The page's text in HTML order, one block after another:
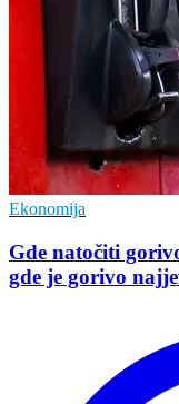
Ekonomija
Gde natočiti
gde je gorivo